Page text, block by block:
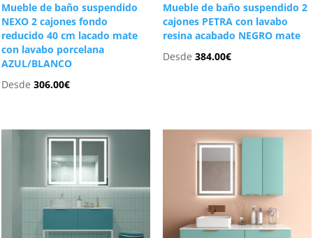
Mueble de baño suspendido
NEXO 2 cajones fondo
reducido 40 cm lacado mate
con lavabo porcelana
AZUL/BLANCO
Desde306.00€
Mueble de baño suspendido 2
cajones PETRA con lavabo
resina acabado NEGRO mate
Desde 384.00€